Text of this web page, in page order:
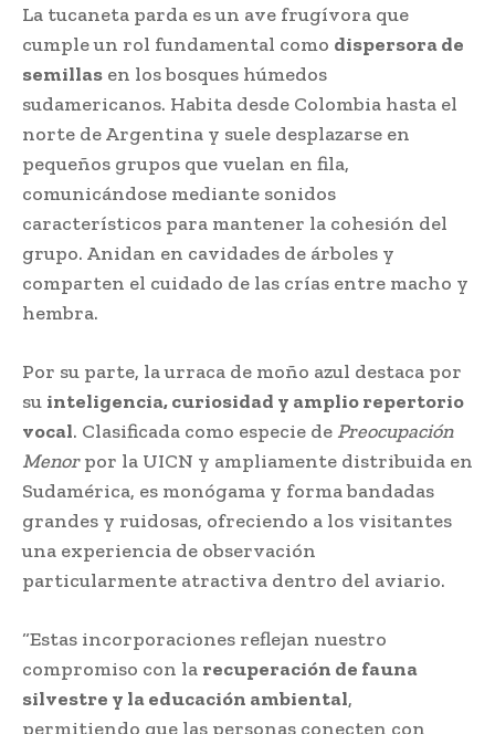
La tucaneta parda es un ave frugívora que
cumple un rol fundamental como dispersora de
semillas en los bosques húmedos
sudamericanos. Habita desde Colombia hasta el
norte de Argentina y suele desplazarse en
pequeños grupos que vuelan en fila,
comunicándose mediante sonidos
característicos para mantener la cohesión del
grupo. Anidan en cavidades de árboles y
comparten el cuidado de las crías entre macho y
hembra.
Por su parte, la urraca de moño azul destaca por
su inteligencia, curiosidad y amplio repertorio
vocal. Clasificada como especie de Preocupación
Menorpor la UICN y ampliamente distribuida en
Sudamérica, es monógama y forma bandadas
grandes y ruidosas, ofreciendo a los visitantes
una experiencia de observación
particularmente atractiva dentro del aviario.
“Estas incorporaciones reflejan nuestro
compromiso con la recuperación de fauna
silvestre y la educación ambiental,
permitiendo que las personas conecten con